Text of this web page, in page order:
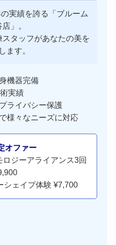
実績を誇る「ブルーム
」。
タッフがあなたの美を
ます。
機器完備
実績
ライバシー保護
様々なニーズに対応
オファー
ロジーアライアンス3回
シェイプ体験 ¥7,700